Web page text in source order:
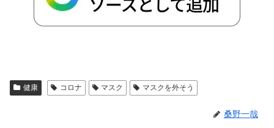
健康 コロナ マスク マスクを外そう
桑野一哉